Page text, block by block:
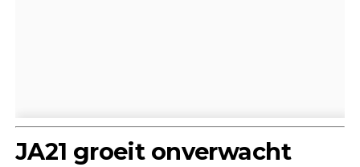
JA21 groeit onverwacht